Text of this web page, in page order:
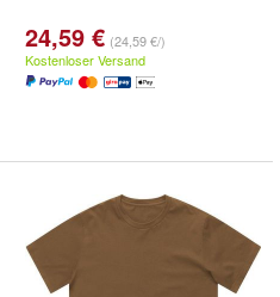
24,59 € (24,59 €/)
Kostenloser Versand